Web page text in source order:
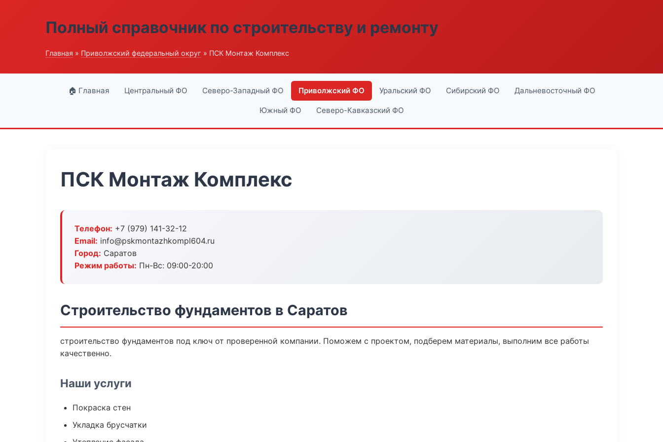
Полный справочник по строительству и ремонту
Главная » Приволжский федеральный округ » ПСК Монтаж Комплекс
🏠 Главная Центральный ФО Северо-Западный ФО Приволжский ФО Уральский ФО Сибирский ФО Дальневосточный ФО
Южный ФО Северо-Кавказский ФО
ПСК Монтаж Комплекс
Телефон: +7 (979) 141-32-12
Email: info@pskmontazhkompl604.ru
Город: Саратов
Режим работы: Пн-Вс: 09:00-20:00
Строительство фундаментов в Саратов
строительство фундаментов под ключ от проверенной компании. Поможем с проектом, подберем материалы, выполним все работы
качественно.
Наши услуги
Покраска стен
Укладка брусчатки